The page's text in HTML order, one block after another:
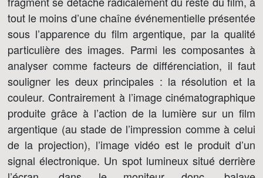
tout le moins d’une chaîne événementielle présentée
sous l’apparence du film argentique, par la qualité
particulière des images. Parmi les composantes à
analyser comme facteurs de différenciation, il faut
souligner les deux principales : la résolution et la
couleur. Contrairement à l’image cinématographique
produite grâce à l’action de la lumière sur un film
argentique (au stade de l’impression comme à celui
de la projection), l’image vidéo est le produit d’un
signal électronique. Un spot lumineux situé derrière